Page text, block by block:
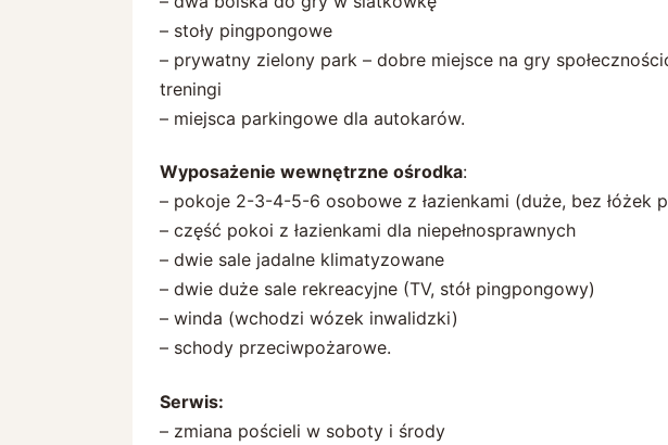
– stoły pingpongowe
– prywatny zielony park – dobre miejsce na gry
treningi
– miejsca parkingowe dla autokarów.
Wyposażenie wewnętrzne ośrodka:
– pokoje 2-3-4-5-6 osobowe z łazienkami (duże, bez łóżek
– część pokoi z łazienkami dla niepełnosprawnych
– dwie sale jadalne klimatyzowane
– dwie duże sale rekreacyjne (TV, stół pingpongowy)
– winda (wchodzi wózek inwalidzki)
– schody przeciwpożarowe.
Serwis:
– zmiana pościeli w soboty i środy